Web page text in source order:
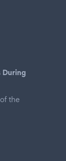
During
the